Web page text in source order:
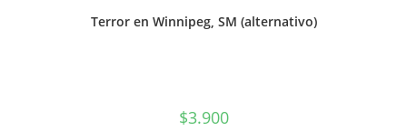
Terror en Winnipeg, SM (alternativo)
$3.900